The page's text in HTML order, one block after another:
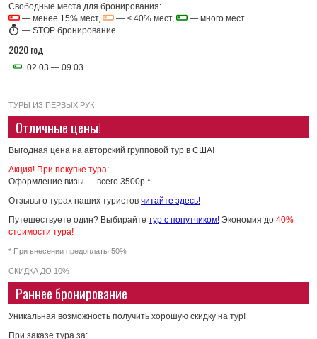
Свободные места для бронирования:
— менее 15% мест,
— < 40% мест,
— много мест
— STOP бронирование
2020 год
02.03 — 09.03
ТУРЫ ИЗ ПЕРВЫХ РУК
Отличные цены!
Выгодная цена на авторский групповой тур в США!
Акция! При покупке тура:
Оформление визы — всего 3500р.*
Отзывы о турах наших туристов читайте здесь!
Путешествуете один? Выбирайте тур с попутчиком! Экономия до 40%
стоимости тура!
* При внесении предоплаты 50%
СКИДКА ДО 10%
Раннее бронирование
Уникальная возможность получить хорошую скидку на тур!
При заказе тура за: